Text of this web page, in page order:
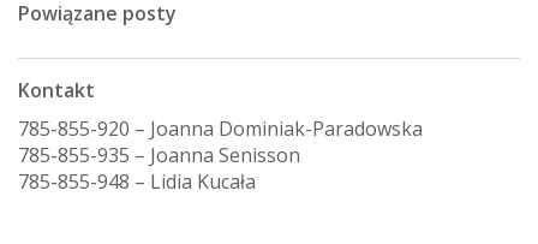
Powiązane posty
Kontakt
785-855-920 – Joanna Dominiak-Paradowska
785-855-935 – Joanna Senisson
785-855-948 – Lidia Kucała